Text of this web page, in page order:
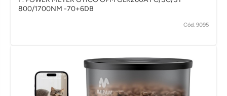
800/1700NM -70+6DB
Cód. 9095